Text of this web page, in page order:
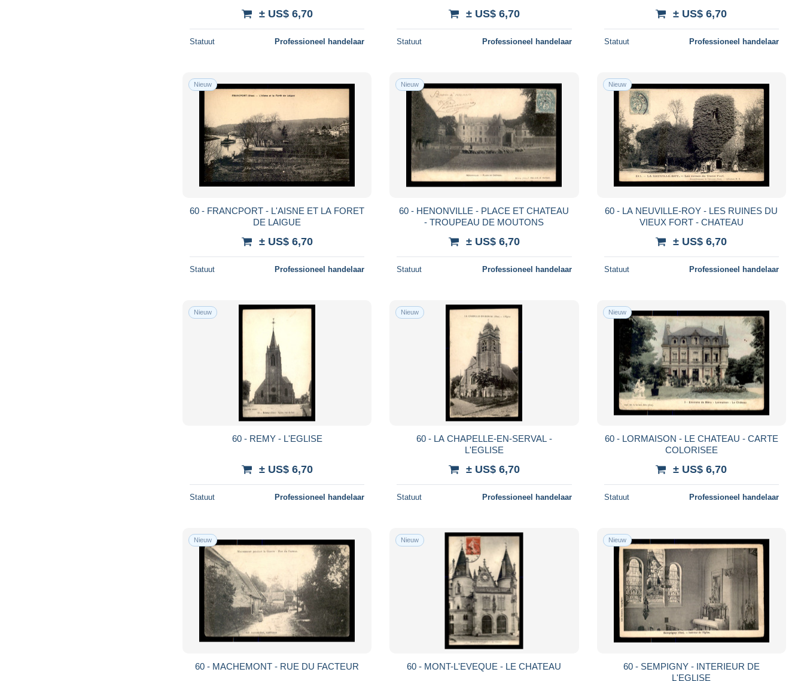
± US$ 6,70
Statuut Professioneel handelaar
± US$ 6,70
Statuut Professioneel handelaar
± US$ 6,70
Statuut Professioneel handelaar
Nieuw
60 - FRANCPORT - L'AISNE ET LA FORET
DE LAIGUE
± US$ 6,70
Statuut Professioneel handelaar
Nieuw
60 - HENONVILLE - PLACE ET CHATEAU
- TROUPEAU DE MOUTONS
± US$ 6,70
Statuut Professioneel handelaar
Nieuw
60 - LA NEUVILLE-ROY - LES RUINES DU
VIEUX FORT - CHATEAU
± US$ 6,70
Statuut Professioneel handelaar
Nieuw
60 - REMY - L'EGLISE
± US$ 6,70
Statuut Professioneel handelaar
Nieuw
60 - LA CHAPELLE-EN-SERVAL -
L'EGLISE
± US$ 6,70
Statuut Professioneel handelaar
Nieuw
60 - LORMAISON - LE CHATEAU - CARTE
COLORISEE
± US$ 6,70
Statuut Professioneel handelaar
Nieuw
60 - MACHEMONT - RUE DU FACTEUR
Nieuw
60 - MONT-L'EVEQUE - LE CHATEAU
Nieuw
60 - SEMPIGNY - INTERIEUR DE
L'EGLISE